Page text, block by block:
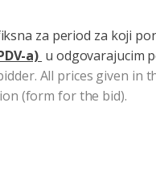
za period za koji
a) u odgovarajucim
All prices given in
(form for the bid).